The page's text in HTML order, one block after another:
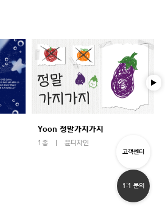
Yoon 정말가지가지
1종 윤디자인
고객센터
1:1 문의